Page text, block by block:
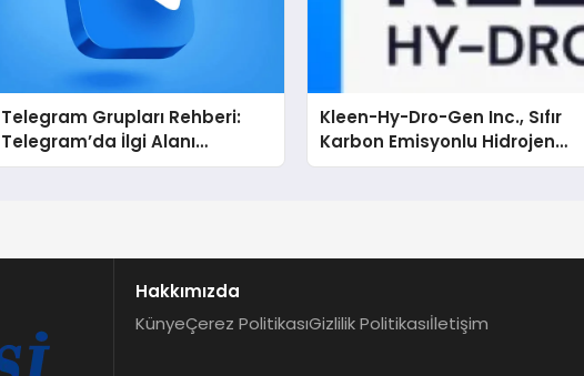
Telegram Grupları Rehberi:
Telegram’da İlgi Alanı
Topluluklarını Bulmanın
Kleen-Hy-Dro-Gen Inc., Sıfır
Karbon Emisyonlu Hidrojen
Isıtma Teknolojisinde ISO ve
Hakkımızda
KünyeÇerez PolitikasıGizlilik Politikasıİletişim